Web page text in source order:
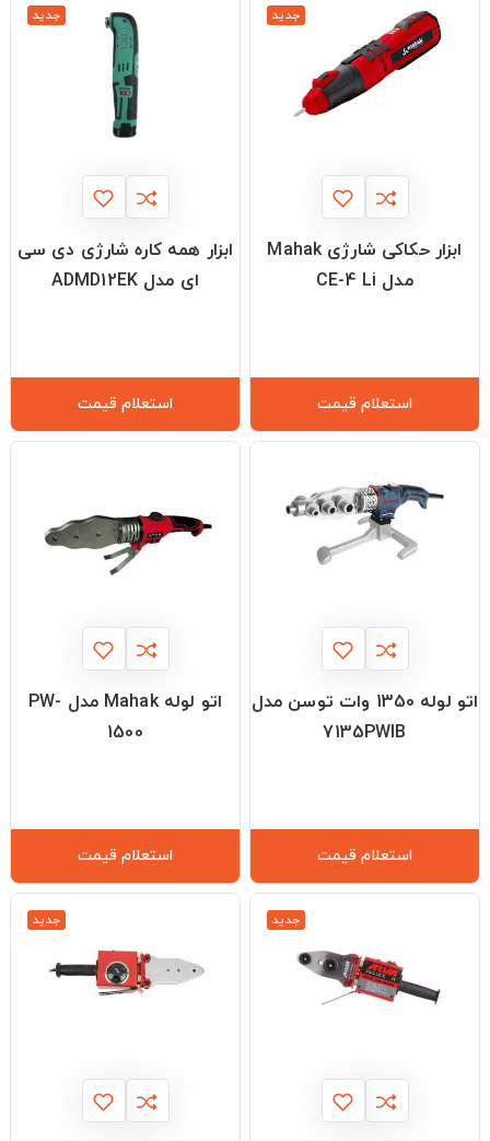
جدید
ابزار حکاکی شارژی Mahak
مدل CE-4 Li
استعلام قیمت
جدید
ابزار همه کاره شارژی دی سی
ای مدل ADMD12EK
استعلام قیمت
اتو لوله 1350 وات توسن مدل
7135PWIB
استعلام قیمت
اتو لوله Mahak مدل PW-
1500
استعلام قیمت
جدید جدید